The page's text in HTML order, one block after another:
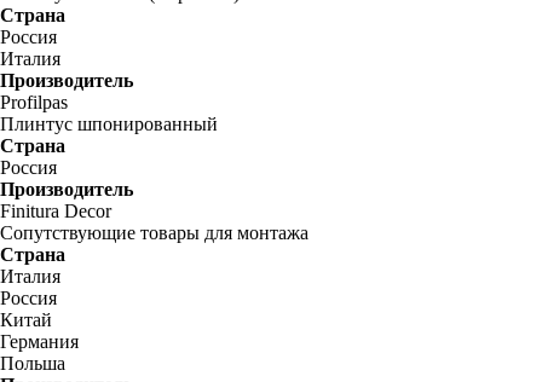
Страна
Россия
Италия
Производитель
Profilpas
Плинтус шпонированный
Страна
Россия
Производитель
Finitura Decor
Сопутствующие товары для монтажа
Страна
Италия
Россия
Китай
Германия
Польша